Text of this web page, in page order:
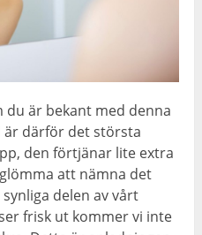
du är bekant med denna
därför det största
den förtjänar lite extra
att nämna det
delen av vårt
frisk ut kommer vi inte